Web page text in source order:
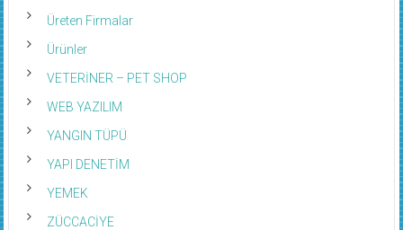
Üreten Firmalar
Ürünler
VETERİNER – PET SHOP
WEB YAZILIM
YANGIN TÜPÜ
YAPI DENETİM
YEMEK
ZÜCCACİYE